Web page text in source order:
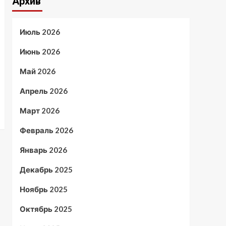
Июль 2026
Июнь 2026
Май 2026
Апрель 2026
Март 2026
Февраль 2026
Январь 2026
Декабрь 2025
Ноябрь 2025
Октябрь 2025